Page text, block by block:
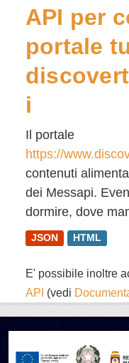
API per
portale
i
Il portale
https://
contenuti
dei Messapi.
dormire, dove
JSON HTML
E' possibile inoltre
API (vedi